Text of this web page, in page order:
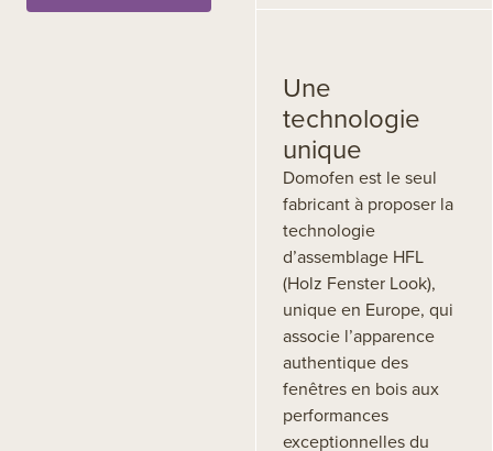
Une
technologie
unique
Domofen est le seul
fabricant à proposer la
technologie
d’assemblage HFL
(Holz Fenster Look),
unique en Europe, qui
associe l’apparence
authentique des
fenêtres en bois aux
performances
exceptionnelles du